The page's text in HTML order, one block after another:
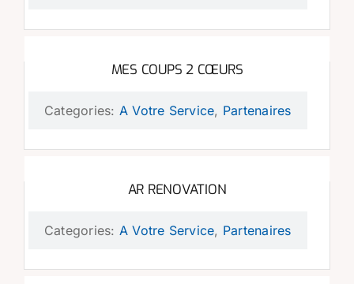
MES COUPS 2 CŒURS
Categories: A Votre Service, Partenaires
AR RENOVATION
Categories: A Votre Service, Partenaires